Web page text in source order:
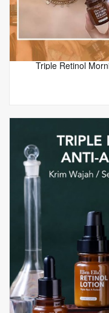
Triple Retinol